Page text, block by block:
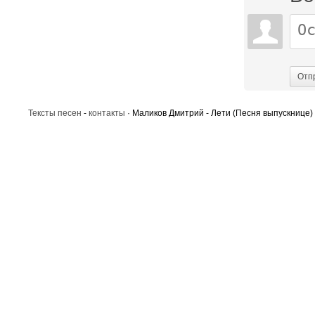
Тексты песен - контакты · Маликов Дмитрий - Лети (Песня выпускнице)